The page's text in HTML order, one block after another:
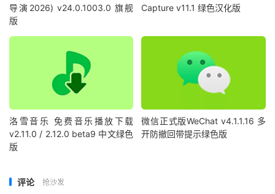
导演2026) v24.0.1003.0 旗舰
版
Capture v11.1 绿色汉化版
洛雪音乐 免费音乐播放下载
v2.11.0 / 2.12.0 beta9 中文绿色
版
微信正式版WeChat v4.1.1.16 多
开防撤回带提示绿色版
评论 抢沙发